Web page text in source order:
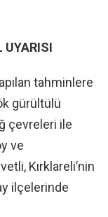
UYARISI
tahminlere
gürültülü
çevreleri ile
ve
Kırklareli’nin
ilçelerinde